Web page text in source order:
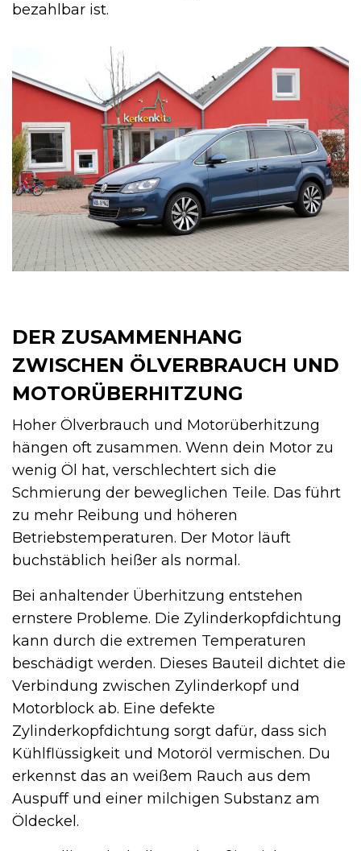
bezahlbar ist.
DER ZUSAMMENHANG
ZWISCHEN ÖLVERBRAUCH UND
MOTORÜBERHITZUNG
Hoher Ölverbrauch und Motorüberhitzung
hängen oft zusammen. Wenn dein Motor zu
wenig Öl hat, verschlechtert sich die
Schmierung der beweglichen Teile. Das führt
zu mehr Reibung und höheren
Betriebstemperaturen. Der Motor läuft
buchstäblich heißer als normal.
Bei anhaltender Überhitzung entstehen
ernstere Probleme. Die Zylinderkopfdichtung
kann durch die extremen Temperaturen
beschädigt werden. Dieses Bauteil dichtet die
Verbindung zwischen Zylinderkopf und
Motorblock ab. Eine defekte
Zylinderkopfdichtung sorgt dafür, dass sich
Kühlflüssigkeit und Motoröl vermischen. Du
erkennst das an weißem Rauch aus dem
Auspuff und einer milchigen Substanz am
Öldeckel.